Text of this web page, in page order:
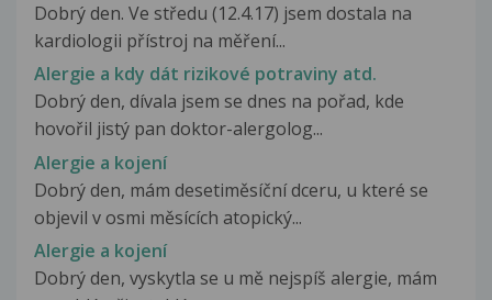
Dobrý den. Ve středu (12.4.17) jsem dostala na
kardiologii přístroj na měření...
Alergie a kdy dát rizikové potraviny atd.
Dobrý den, dívala jsem se dnes na pořad, kde
hovořil jistý pan doktor-alergolog...
Alergie a kojení
Dobrý den, mám desetiměsíční dceru, u které se
objevil v osmi měsících atopický...
Alergie a kojení
Dobrý den, vyskytla se u mě nejspíš alergie, mám